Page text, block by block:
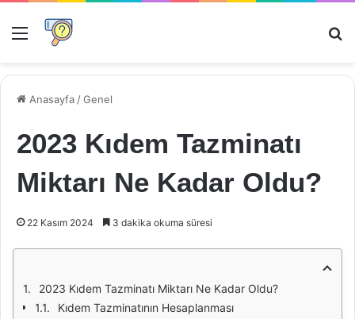
Menü
Anasayfa /Genel
2023 Kıdem Tazminatı
Miktarı Ne Kadar Oldu?
22 Kasım 2024 3 dakika okuma süresi
2023 Kıdem Tazminatı Miktarı Ne Kadar Oldu?
Kıdem Tazminatının Hesaplanması